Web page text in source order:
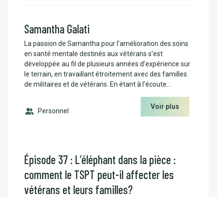
Samantha Galati
La passion de Samantha pour l’amélioration des soins
en santé mentale destinés aux vétérans s’est
développée au fil de plusieurs années d’expérience sur
le terrain, en travaillant étroitement avec des familles
de militaires et de vétérans. En étant à l’écoute…
Personnel
Voir plus
Épisode 37 : L’éléphant dans la pièce :
comment le TSPT peut-il affecter les
vétérans et leurs familles?